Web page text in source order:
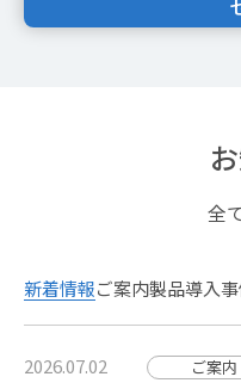
全
新着情報ご案内製品導入
2026.07.02 ご案内